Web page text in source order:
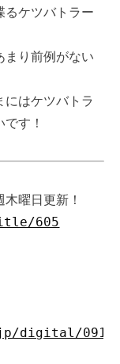
るケツバトラー
まり前例がない
にはケツバトラ
す！
曜日更新！
605
digital/